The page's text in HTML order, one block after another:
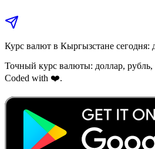
Курс валют в Кыргызстане сегодня:
Точный курс валюты: доллар,
Coded with ❤️.